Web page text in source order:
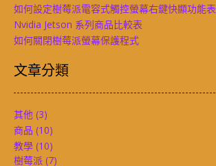
如何設定樹莓派電容式觸控螢幕右鍵快顯功能表
Nvidia Jetson 系列商品比較表
如何關閉樹莓派螢幕保護程式
文章分類
其他 (3)
商品 (10)
教學 (10)
樹莓派 (7)